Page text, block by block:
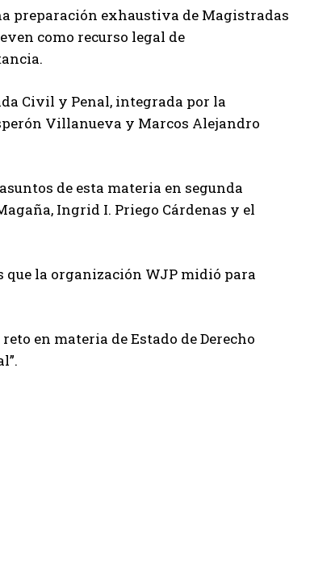
preparación exhaustiva de Magistradas
como recurso legal de
Civil y Penal, integrada por la
Villanueva y Marcos Alejandro
de esta materia en segunda
Ingrid I. Priego Cárdenas y el
que la organización WJP midió para
en materia de Estado de Derecho